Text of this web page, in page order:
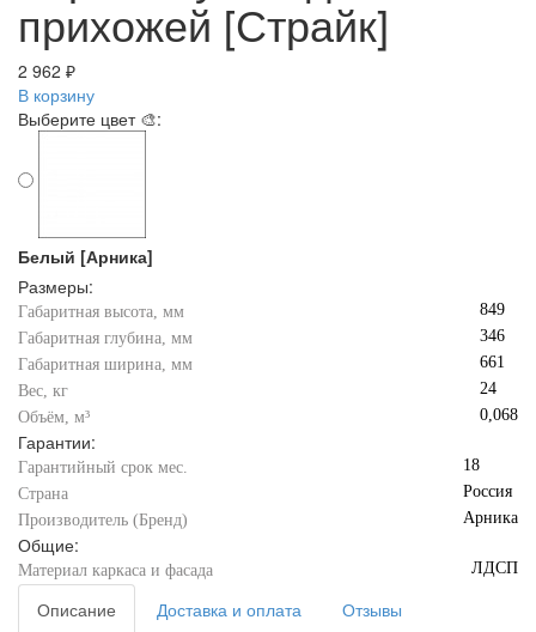
прихожей [Страйк]
2 962 ₽
В корзину
Выберите цвет 🎨:
Белый [Арника]
Размеры:
Габаритная высота, мм
849
Габаритная глубина, мм
346
Габаритная ширина, мм
661
Вес, кг
24
Объём, м³
0,068
Гарантии:
Гарантийный срок мес.
18
Страна
Россия
Производитель (Бренд)
Арника
Общие:
Материал каркаса и фасада ЛДСП
Описание Доставка и оплата
Отзывы